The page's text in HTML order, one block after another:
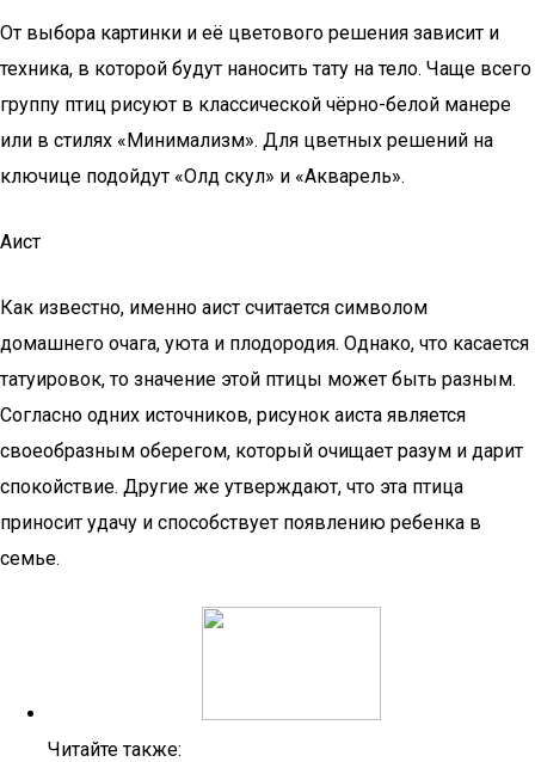
От выбора картинки и её цветового решения зависит и
техника, в которой будут наносить тату на тело. Чаще всего
группу птиц рисуют в классической чёрно-белой манере
или в стилях «Минимализм». Для цветных решений на
ключице подойдут «Олд скул» и «Акварель».
Аист
Как известно, именно аист считается символом
домашнего очага, уюта и плодородия. Однако, что касается
татуировок, то значение этой птицы может быть разным.
Согласно одних источников, рисунок аиста является
своеобразным оберегом, который очищает разум и дарит
спокойствие. Другие же утверждают, что эта птица
приносит удачу и способствует появлению ребенка в
семье.
Читайте также: